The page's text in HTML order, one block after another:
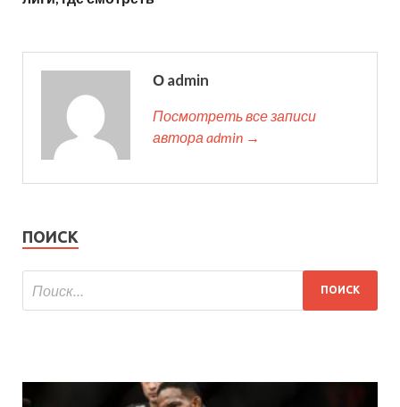
О admin
Посмотреть все записи
автора admin →
ПОИСК